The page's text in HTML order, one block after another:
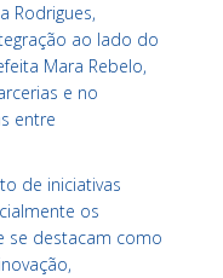
Rodrigues,
ao lado do
Mara Rebelo,
e no
entre
de iniciativas
os
se destacam como